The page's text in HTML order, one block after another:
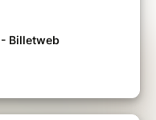
et la
réchauffer